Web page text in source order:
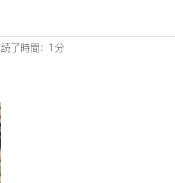
読了時間: 1分